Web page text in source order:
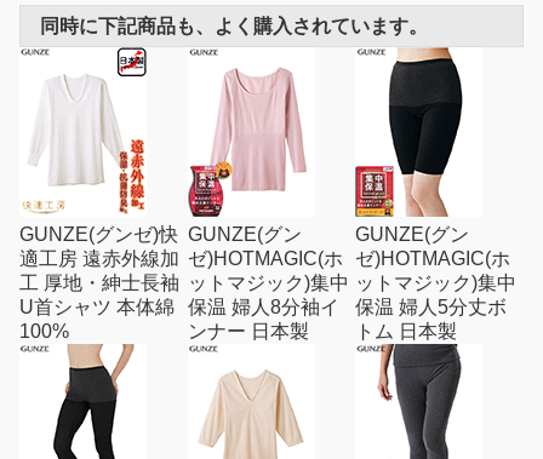
同時に下記商品も、よく購入されています。
GUNZE(グンゼ)快
適工房 遠赤外線加
工 厚地・紳士長袖
U首シャツ 本体綿
100%
GUNZE(グン
ゼ)HOTMAGIC(ホ
ットマジック)集中
保温 婦人8分袖イ
ンナー 日本製
GUNZE(グン
ゼ)HOTMAGIC(ホ
ットマジック)集中
保温 婦人5分丈ボ
トム 日本製